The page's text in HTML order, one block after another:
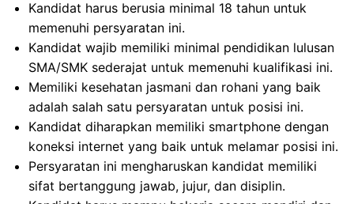
Kandidat harus berusia minimal 18 tahun untuk
memenuhi persyaratan ini.
Kandidat wajib memiliki minimal pendidikan lulusan
SMA/SMK sederajat untuk memenuhi kualifikasi ini.
Memiliki kesehatan jasmani dan rohani yang baik
adalah salah satu persyaratan untuk posisi ini.
Kandidat diharapkan memiliki smartphone dengan
koneksi internet yang baik untuk melamar posisi ini.
Persyaratan ini mengharuskan kandidat memiliki
sifat bertanggung jawab, jujur, dan disiplin.